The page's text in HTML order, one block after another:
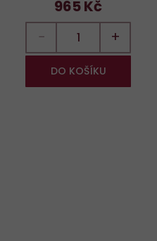
965 Kč
− +
DO KOŠÍKU